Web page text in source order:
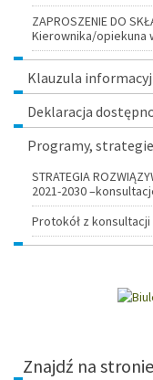
ZAPROSZENIE DO
Kierownika/opiekuna
Klauzula
Deklaracja
Programy, strategie
STRATEGIA
2021-2030
Protokół z konsultacji
Znajdź na stronie